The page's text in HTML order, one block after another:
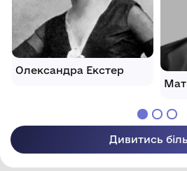
Олександра Екстер
Дивитись